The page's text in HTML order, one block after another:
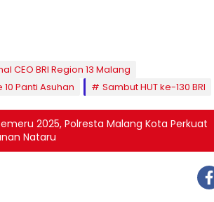
CEO BRI Region 13 Malang
Panti Asuhan
Sambut HUT ke-130 BRI
2025, Polresta Malang Kota Perkuat
Nataru